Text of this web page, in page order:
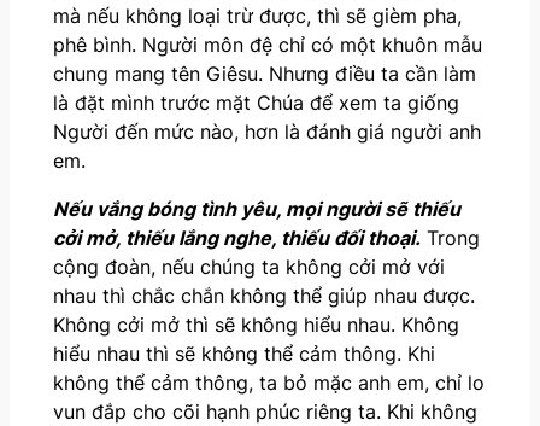
mà nếu không loại trừ được, thì sẽ gièm pha,
phê bình. Người môn đệ chỉ có một khuôn mẫu
chung mang tên Giêsu. Nhưng điều ta cần làm
là đặt mình trước mặt Chúa để xem ta giống
Người đến mức nào, hơn là đánh giá người anh
em.
Nếu vắng bóng tình yêu, mọi người sẽ thiếu
cởi mở, thiếu lắng nghe, thiếu đối thoại. Trong
cộng đoàn, nếu chúng ta không cởi mở với
nhau thì chắc chắn không thể giúp nhau được.
Không cởi mở thì sẽ không hiểu nhau. Không
hiểu nhau thì sẽ không thể cảm thông. Khi
không thể cảm thông, ta bỏ mặc anh em, chỉ lo
vun đắp cho cõi hạnh phúc riêng ta. Khi không